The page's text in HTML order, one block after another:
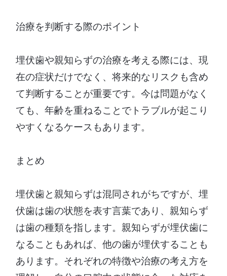
治療を判断する際のポイント
埋伏歯や親知らずの治療を考える際には、現
在の症状だけでなく、将来的なリスクも含め
て判断することが重要です。今は問題がなく
ても、年齢を重ねることでトラブルが起こり
やすくなるケースもあります。
まとめ
埋伏歯と親知らずは混同されがちですが、埋
伏歯は歯の状態を表す言葉であり、親知らず
は歯の種類を指します。親知らずが埋伏歯に
なることもあれば、他の歯が埋伏することも
あります。それぞれの特徴や治療の考え方を